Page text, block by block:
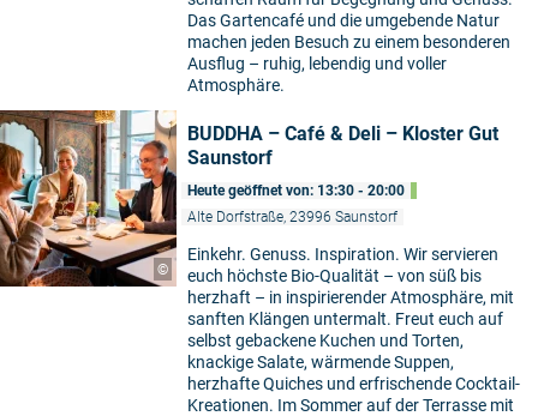
Das Gartencafé und die umgebende Natur
machen jeden Besuch zu einem besonderen
Ausflug – ruhig, lebendig und voller
Atmosphäre.
©
BUDDHA – Café & Deli – Kloster Gut
Saunstorf
Heute geöffnet von: 13:30 - 20:00
Alte Dorfstraße, 23996 Saunstorf
Einkehr. Genuss. Inspiration. Wir servieren
euch höchste Bio-Qualität – von süß bis
herzhaft – in inspirierender Atmosphäre, mit
sanften Klängen untermalt. Freut euch auf
selbst gebackene Kuchen und Torten,
knackige Salate, wärmende Suppen,
herzhafte Quiches und erfrischende Cocktail-
Kreationen. Im Sommer auf der Terrasse mit